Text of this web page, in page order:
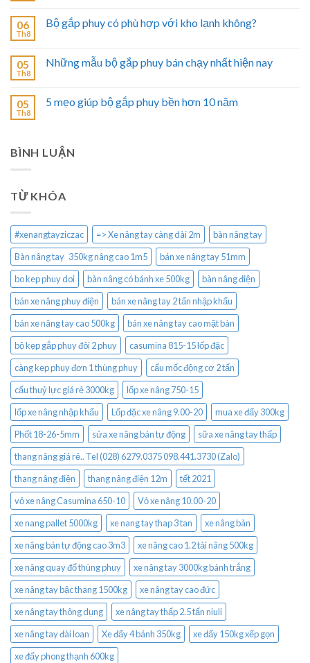
06
Th8
Bộ gắp phuy có phù hợp với kho lạnh không?
05
Th8
Những mẫu bộ gắp phuy bán chạy nhất hiện nay
05
Th8
5 mẹo giúp bộ gắp phuy bền hơn 10 năm
BÌNH LUẬN
TỪ KHÓA
#xenangtayziczac => Xe nâng tay càng dài 2m
bàn nâng tay
Bàn nâng tay 350kg nâng cao 1m5
bán xe nâng tay 51mm
bo kep phuy doi
bàn nâng có bánh xe 500kg
bàn nâng điện
bán xe nâng phuy điện
bán xe nâng tay 2 tấn nhập khẩu
bán xe nâng tay cao 500kg
bán xe nâng tay cao mặt bàn
bộ kẹp gắp phuy đôi 2 phuy
casumina 815-15 lốp đặc
càng kẹp phuy đơn 1 thùng phuy
cẩu mốc động cơ 2 tấn
cẩu thuỷ lực giá rẻ 3000kg
lốp xe nâng 750-15
lốp xe nâng nhập khẩu
Lốp đặc xe nâng 9.00-20
mua xe đẩy 300kg
Phốt 18-26-5mm
sửa xe nâng bán tự động
sữa xe nâng tay thấp
thang nâng giá rẻ.. Tel (028) 6279.0375 098.441.3730 (Zalo)
thang nâng điện
thang nâng điện 12m
tết 2021
vỏ xe nâng Casumina 650-10
Vỏ xe nâng 10.00-20
xe nang pallet 5000kg
xe nang tay thap 3 tan
xe nâng bàn
xe nâng bán tự động cao 3m3
xe nâng cao 1.2 tải nâng 500kg
xe nâng quay đổ thùng phuy
xe nâng tay 3000kg bánh trắng
xe nâng tay bậc thang 1500kg
xe nâng tay cao đức
xe nâng tay thông dụng
xe nâng tay thấp 2.5 tấn niuli
xe nâng tay đài loan
Xe đẩy 4 bánh 350kg
xe đẩy 150kg xếp gọn
xe đẩy phong thạnh 600kg